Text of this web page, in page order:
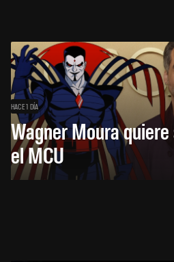
HACE 1 DÍA
Wagner Moura
el MCU